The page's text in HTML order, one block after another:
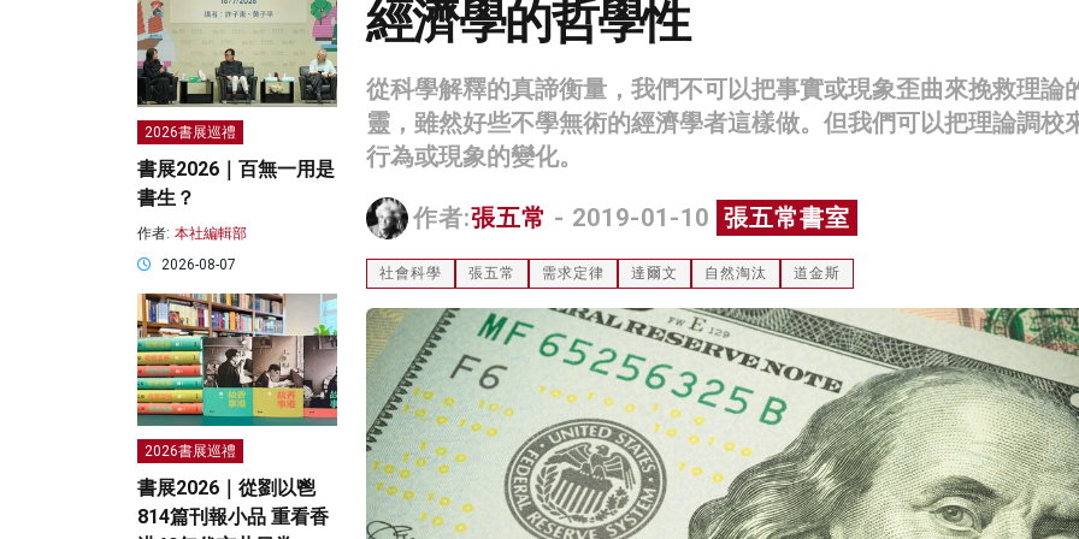
經濟學的哲學性
從科學解釋的真諦衡量，我們不可以把事實或現象歪曲來挽救理論
靈，雖然好些不學無術的經濟學者這樣做。但我們可以把理論調校
行為或現象的變化。
作者:張五常 - 2019-01-10 張五常書室
社會科學 張五常 需求定律 達爾文 自然淘汰 道金斯
2026書展巡禮
書展2026｜百無一用是
書生？
作者: 本社編輯部
2026-08-07
2026書展巡禮
書展2026｜從劉以鬯
814篇刊報小品 重看香